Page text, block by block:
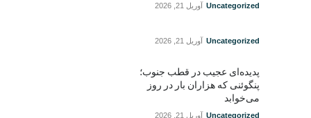
Uncategorized آوریل 21, 2026
Uncategorized آوریل 21, 2026
پدیده‌ای عجیب در قطب جنوب؛
پنگوئنی که هزاران بار در روز
می‌خوابد
Uncategorized آوریل 21, 2026